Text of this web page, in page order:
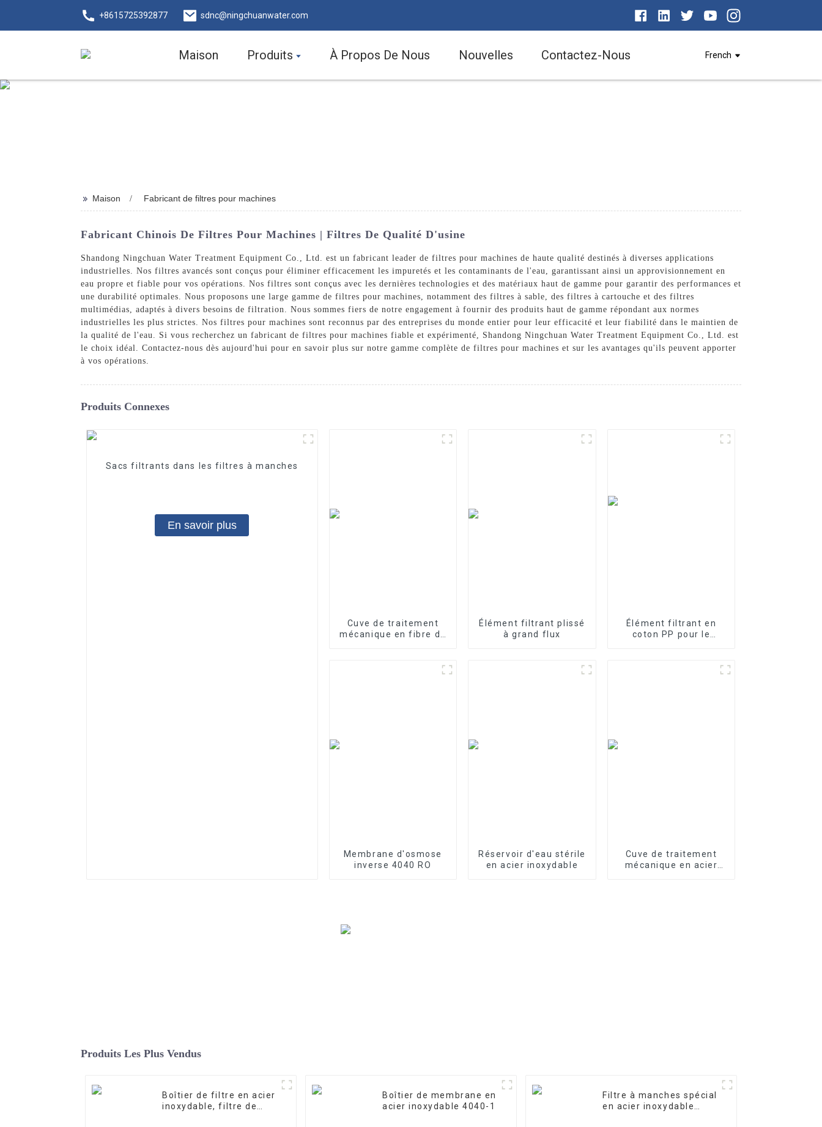
+8615725392877 sdnc@ningchuanwater.com
Maison Produits À Propos De Nous Nouvelles Contactez-Nous French
>> Maison Fabricant de filtres pour machines
Fabricant Chinois De Filtres Pour Machines | Filtres De Qualité D'usine
Shandong Ningchuan Water Treatment Equipment Co., Ltd. est un fabricant leader de filtres pour machines de haute qualité destinés à diverses applications
industrielles. Nos filtres avancés sont conçus pour éliminer efficacement les impuretés et les contaminants de l'eau, garantissant ainsi un approvisionnement en
eau propre et fiable pour vos opérations. Nos filtres sont conçus avec les dernières technologies et des matériaux haut de gamme pour garantir des performances et
une durabilité optimales. Nous proposons une large gamme de filtres pour machines, notamment des filtres à sable, des filtres à cartouche et des filtres
multimédias, adaptés à divers besoins de filtration. Nous sommes fiers de notre engagement à fournir des produits haut de gamme répondant aux normes
industrielles les plus strictes. Nos filtres pour machines sont reconnus par des entreprises du monde entier pour leur efficacité et leur fiabilité dans le maintien de
la qualité de l'eau. Si vous recherchez un fabricant de filtres pour machines fiable et expérimenté, Shandong Ningchuan Water Treatment Equipment Co., Ltd. est
le choix idéal. Contactez-nous dès aujourd'hui pour en savoir plus sur notre gamme complète de filtres pour machines et sur les avantages qu'ils peuvent apporter
à vos opérations.
Produits Connexes
Sacs filtrants dans les filtres à manches
En savoir plus
Cuve de traitement
mécanique en fibre de
Élément filtrant plissé
à grand flux
Élément filtrant en
coton PP pour le
filtrant en PP fondu-
Membrane d'osmose
inverse 4040 RO
Réservoir d'eau stérile
en acier inoxydable
Cuve de traitement
mécanique en acier
Produits Les Plus Vendus
Boîtier de filtre en acier
inoxydable, filtre de
Boîtier de membrane en
acier inoxydable 4040-1
Filtre à manches spécial
en acier inoxydable